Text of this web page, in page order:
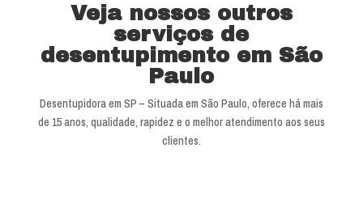
Veja nossos outros
serviços de
desentupimento em São
Paulo
Desentupidora em SP – Situada em São Paulo, oferece há mais
de 15 anos, qualidade, rapidez e o melhor atendimento aos seus
clientes.